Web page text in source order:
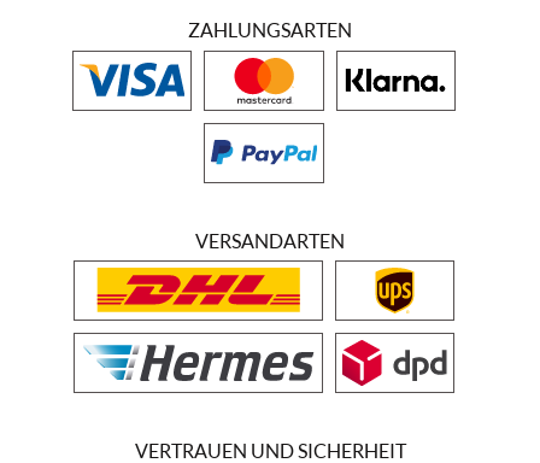
ZAHLUNGSARTEN
VERSANDARTEN
VERTRAUEN UND SICHERHEIT